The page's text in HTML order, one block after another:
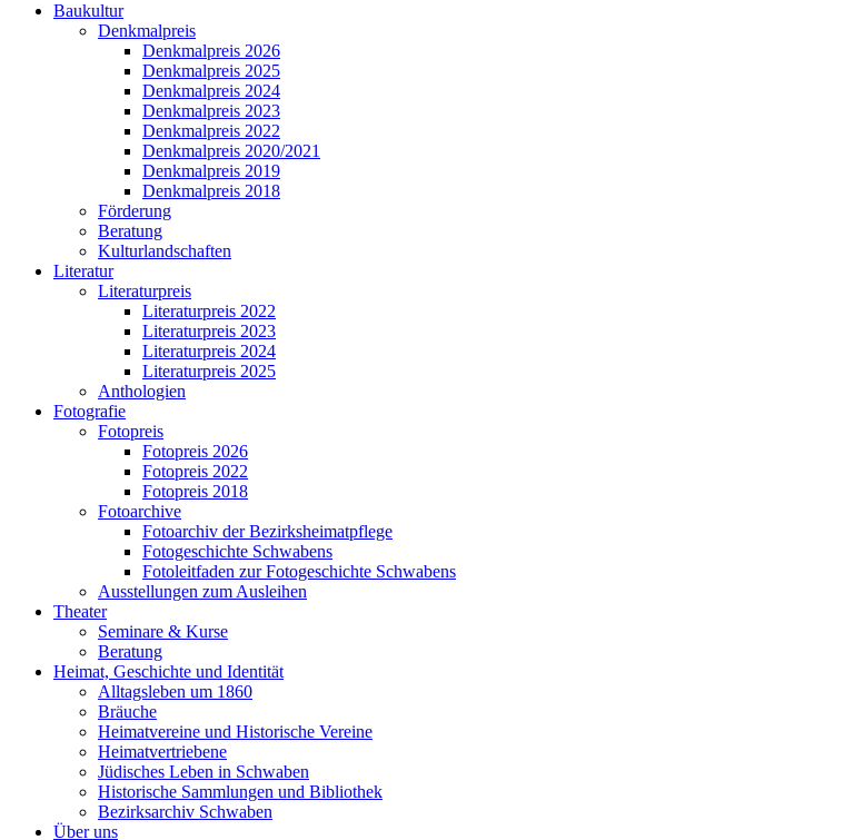
Baukultur
Denkmalpreis
Denkmalpreis 2026
Denkmalpreis 2025
Denkmalpreis 2024
Denkmalpreis 2023
Denkmalpreis 2022
Denkmalpreis 2020/2021
Denkmalpreis 2019
Denkmalpreis 2018
Förderung
Beratung
Kulturlandschaften
Literatur
Literaturpreis
Literaturpreis 2022
Literaturpreis 2023
Literaturpreis 2024
Literaturpreis 2025
Anthologien
Fotografie
Fotopreis
Fotopreis 2026
Fotopreis 2022
Fotopreis 2018
Fotoarchive
Fotoarchiv der Bezirksheimatpflege
Fotogeschichte Schwabens
Fotoleitfaden zur Fotogeschichte Schwabens
Ausstellungen zum Ausleihen
Theater
Seminare & Kurse
Beratung
Heimat, Geschichte und Identität
Alltagsleben um 1860
Bräuche
Heimatvereine und Historische Vereine
Heimatvertriebene
Jüdisches Leben in Schwaben
Historische Sammlungen und Bibliothek
Bezirksarchiv Schwaben
Über uns